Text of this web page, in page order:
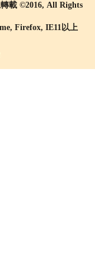
載 ©2016, All Rights
Firefox, IE11以上